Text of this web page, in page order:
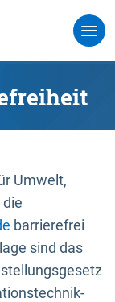
Umwelt,
barrierefrei
sind das